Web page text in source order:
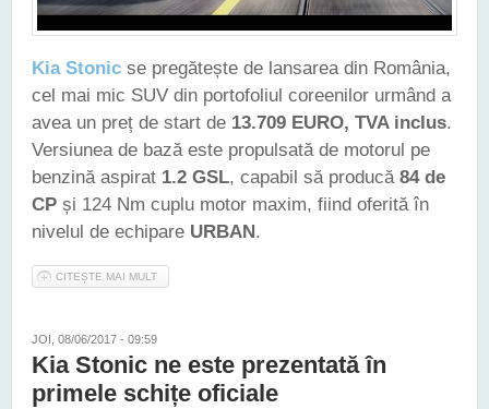
Kia Stonic se pregătește de lansarea din România,
cel mai mic SUV din portofoliul coreenilor urmând a
avea un preț de start de 13.709 EURO, TVA inclus.
Versiunea de bază este propulsată de motorul pe
benzină aspirat 1.2 GSL, capabil să producă 84 de
CP și 124 Nm cuplu motor maxim, fiind oferită în
nivelul de echipare URBAN .
CITEȘTE MAI MULT
JOI, 08/06/2017 - 09:59
Kia Stonic ne este prezentată în
primele schițe oficiale